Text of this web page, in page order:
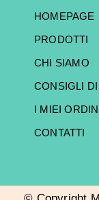
HOMEPAGE
PRODOTTI
CHI SIAMO
CONSIGLI
I MIEI
CONTATTI